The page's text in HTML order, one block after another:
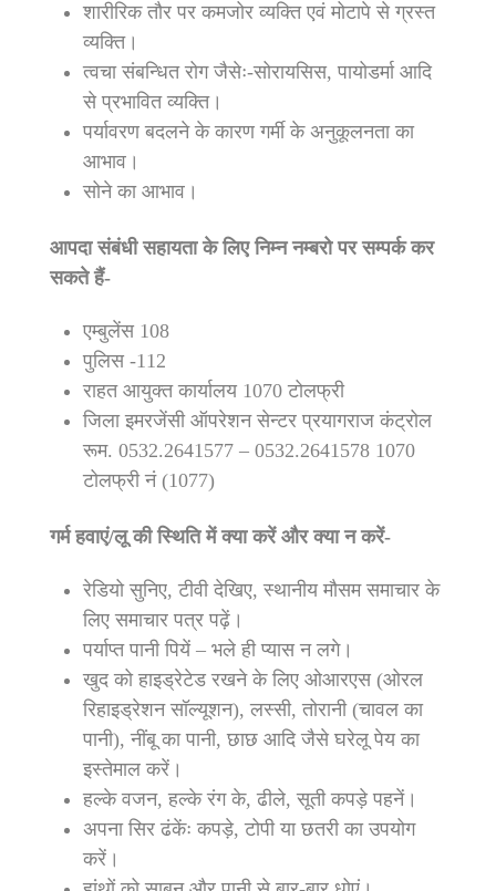
शारीरिक तौर पर कमजोर व्यक्ति एवं मोटापे से ग्रस्त
व्यक्ति।
त्वचा संबन्धित रोग जैसेः-सोरायसिस, पायोडर्मा आदि
से प्रभावित व्यक्ति।
पर्यावरण बदलने के कारण गर्मी के अनुकूलनता का
आभाव।
सोने का आभाव।
आपदा संबंधी सहायता के लिए निम्न नम्बरो पर सम्पर्क कर
सकते हैं-
एम्बुलेंस 108
पुलिस -112
राहत आयुक्त कार्यालय 1070 टोलफ्री
जिला इमरजेंसी ऑपरेशन सेन्टर प्रयागराज कंट्रोल
रूम. 0532.2641577 – 0532.2641578 1070
टोलफ्री नं (1077)
गर्म हवाएं/लू की स्थिति में क्या करें और क्या न करें-
रेडियो सुनिए, टीवी देखिए, स्थानीय मौसम समाचार के
लिए समाचार पत्र पढ़ें।
पर्याप्त पानी पियें – भले ही प्यास न लगे।
खुद को हाइड्रेटेड रखने के लिए ओआरएस (ओरल
रिहाइड्रेशन सॉल्यूशन), लस्सी, तोरानी (चावल का
पानी), नींबू का पानी, छाछ आदि जैसे घरेलू पेय का
इस्तेमाल करें।
हल्के वजन, हल्के रंग के, ढीले, सूती कपड़े पहनें।
अपना सिर ढंकेंः कपड़े, टोपी या छतरी का उपयोग
करें।